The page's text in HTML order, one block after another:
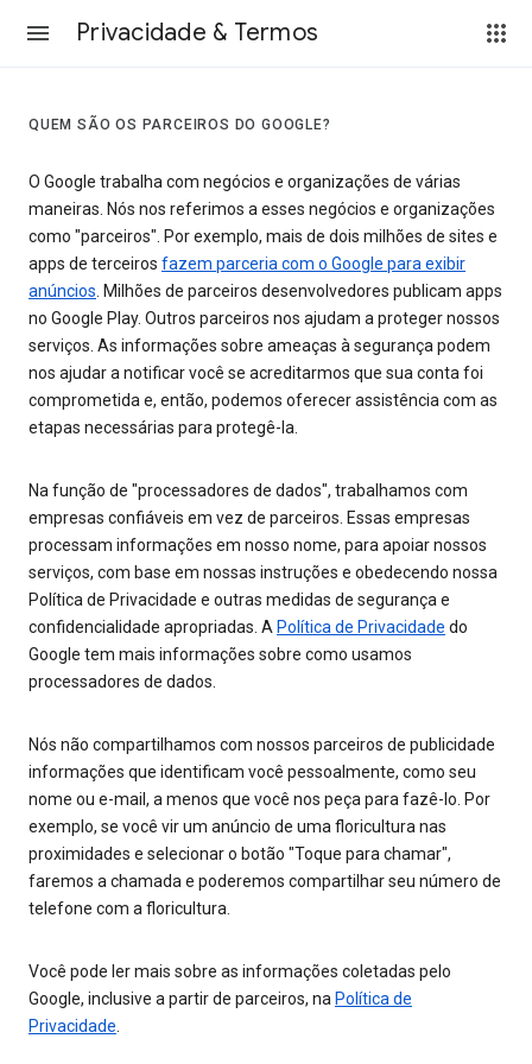
Privacidade & Termos
QUEM SÃO OS PARCEIROS DO GOOGLE?
O Google trabalha com negócios e organizações de várias
maneiras. Nós nos referimos a esses negócios e organizações
como "parceiros". Por exemplo, mais de dois milhões de sites e
apps de terceiros fazem parceria com o Google para exibir
anúncios. Milhões de parceiros desenvolvedores publicam apps
no Google Play. Outros parceiros nos ajudam a proteger nossos
serviços. As informações sobre ameaças à segurança podem
nos ajudar a notificar você se acreditarmos que sua conta foi
comprometida e, então, podemos oferecer assistência com as
etapas necessárias para protegê-la.
Na função de "processadores de dados", trabalhamos com
empresas confiáveis em vez de parceiros. Essas empresas
processam informações em nosso nome, para apoiar nossos
serviços, com base em nossas instruções e obedecendo nossa
Política de Privacidade e outras medidas de segurança e
confidencialidade apropriadas. A Política de Privacidade do
Google tem mais informações sobre como usamos
processadores de dados.
Nós não compartilhamos com nossos parceiros de publicidade
informações que identificam você pessoalmente, como seu
nome ou e-mail, a menos que você nos peça para fazê-lo. Por
exemplo, se você vir um anúncio de uma floricultura nas
proximidades e selecionar o botão "Toque para chamar",
faremos a chamada e poderemos compartilhar seu número de
telefone com a floricultura.
Você pode ler mais sobre as informações coletadas pelo
Google, inclusive a partir de parceiros, na Política de
Privacidade.